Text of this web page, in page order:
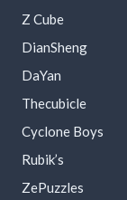
Z Cube
DianSheng
DaYan
Thecubicle
Cyclone Boys
Rubik’s
ZePuzzles